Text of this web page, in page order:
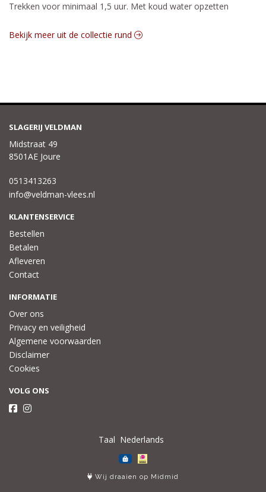
Trekken voor minimaal 1,5 uur. Met koud water opzetten
Bekijk meer uit de collectie rund
SLAGERIJ VELDMAN
Midstraat 49
8501AE Joure
0513413263
info@veldman-vlees.nl
KLANTENSERVICE
Bestellen
Betalen
Afleveren
Contact
INFORMATIE
Over ons
Privacy en veiligheid
Algemene voorwaarden
Disclaimer
Cookies
VOLG ONS
Taal
Wij draaien op Midmid